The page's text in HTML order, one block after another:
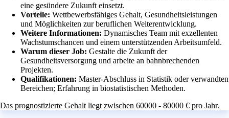
eine gesündere Zukunft einsetzt.
Vorteile: Wettbewerbsfähiges Gehalt, Gesundheitsleistungen
und Möglichkeiten zur beruflichen Weiterentwicklung.
Weitere Informationen: Dynamisches Team mit exzellenten
Wachstumschancen und einem unterstützenden Arbeitsumfeld.
Warum dieser Job: Gestalte die Zukunft der
Gesundheitsversorgung und arbeite an bahnbrechenden
Projekten.
Qualifikationen: Master-Abschluss in Statistik oder verwandten
Bereichen; Erfahrung in biostatistischen Methoden.
Das prognostizierte Gehalt liegt zwischen 60000 - 80000 € pro Jahr.